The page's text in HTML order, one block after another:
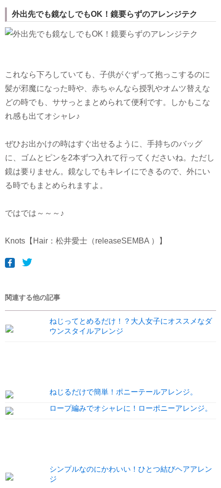
外出先でも鏡なしでもOK！鏡要らずのアレンジテク
これなら下ろしていても、子供がぐずって抱っこするのに
髪が邪魔になった時や、赤ちゃんなら授乳やオムツ替えな
どの時でも、ササっとまとめられて便利です。しかもこな
れ感も出てオシャレ♪
ぜひお出かけの時はすぐ出せるように、手持ちのバッグ
に、ゴムとピンを2本ずつ入れて行ってくださいね。ただし
鏡は要りません。鏡なしでもキレイにできるので、外にい
る時でもまとめられますよ。
ではでは～～～♪
Knots【Hair：松井愛士（releaseSEMBA ）】
関連する他の記事
ねじってとめるだけ！？大人女子にオススメなダ
ウンスタイルアレンジ
ねじるだけで簡単！ポニーテールアレンジ。
ロープ編みでオシャレに！ローポニーアレンジ。
シンプルなのにかわいい！ひとつ結びヘアアレン
ジ